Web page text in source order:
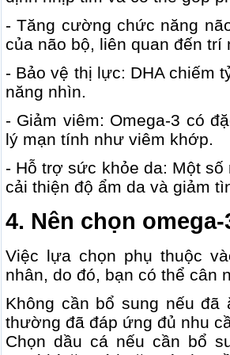
- Tăng cường chức năng
của não bộ, liên quan đến
- Bảo vệ thị lực: DHA chiếm
năng nhìn.
- Giảm viêm: Omega-3 có
lý mạn tính như viêm khớp.
- Hỗ trợ sức khỏe da: Một
cải thiện độ ẩm da và giảm
4. Nên chọn
Việc lựa chọn phụ thuộc
nhân, do đó, bạn có thể cân
Không cần bổ sung nếu
thường đã đáp ứng đủ nhu
Chọn dầu cá nếu cần bổ